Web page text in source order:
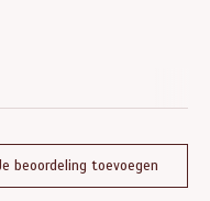
beoordeling toevoegen